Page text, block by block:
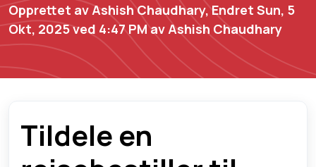
Opprettet av Ashish Chaudhary, Endret Sun, 5
Okt, 2025 ved 4:47 PM av Ashish Chaudhary
Tildele en